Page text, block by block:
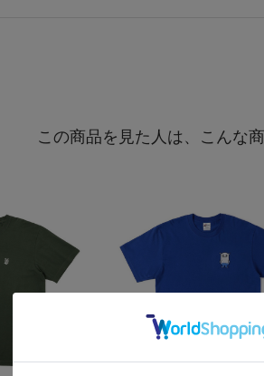
この商品を見た人は、こんな